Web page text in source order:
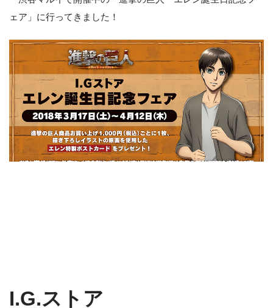
ェア」に行ってきました！
I.G.ストア